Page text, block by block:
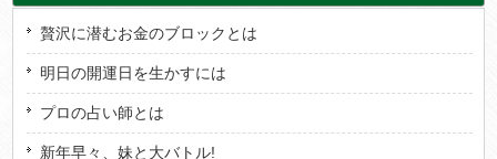
贅沢に潜むお金のブロックとは
明日の開運日を生かすには
プロの占い師とは
新年早々、妹と大バトル!